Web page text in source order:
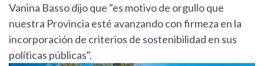
Vanina Basso dijo que "es motivo de orgullo que
nuestra Provincia esté avanzando con firmeza en la
incorporación de criterios de sostenibilidad en sus
políticas públicas".